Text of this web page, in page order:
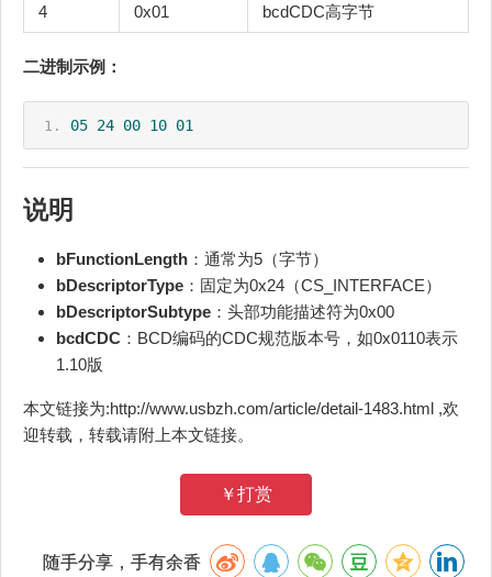
4 0x01 bcdCDC高字节
二进制示例：
05 24 00 10 01
说明
bFunctionLength ：通常为5（字节）
bDescriptorType ：固定为0x24（CS_INTERFACE）
bDescriptorSubtype ：头部功能描述符为0x00
bcdCDC ：BCD编码的CDC规范版本号，如0x0110表示
1.10版
本文链接为:http://www.usbzh.com/article/detail-1483.html ,欢
迎转载，转载请附上本文链接。
￥打赏
随手分享，手有余香